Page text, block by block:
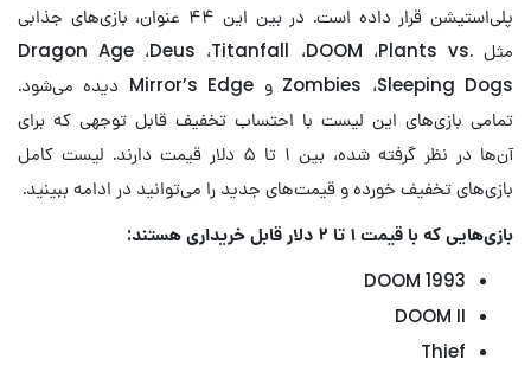
پلی‌استیشن قرار داده است. در بین این ۴۴ عنوان، بازی‌های جذابی
مثل Dragon Age ،Deus ،Titanfall ،DOOM ،Plants vs.
Zombies ،Sleeping Dogs و Mirror’s Edge دیده می‌شود.
تمامی بازی‌های این لیست با احتساب تخفیف قابل توجهی که برای
آن‌ها در نظر گرفته شده، بین ۱ تا ۵ دلار قیمت دارند. لیست کامل
بازی‌های تخفیف خورده و قیمت‌های جدید را می‌توانید در ادامه ببینید.
بازی‌هایی که با قیمت ۱ تا ۲ دلار قابل خریداری هستند:
DOOM 1993
DOOM II
Thief